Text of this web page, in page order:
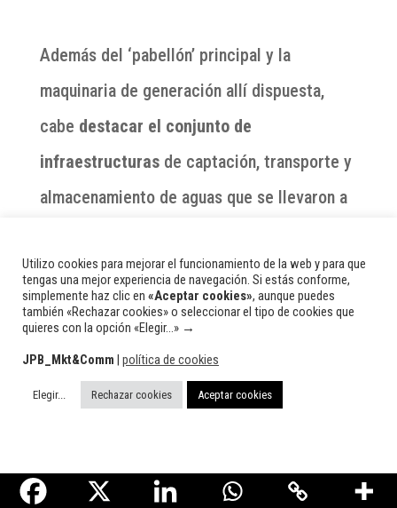
Además del ‘pabellón’ principal y la
maquinaria de generación allí dispuesta,
cabe destacar el conjunto de
infraestructurasde captación, transporte y
almacenamiento de aguas que se llevaron a
canal de derivación
Se componía de unacueducto de dos
kilómetros (aprox.) de longitud, que tomaba
de su caudal en un punto entre los dos
Utilizo cookies para mejorar el funcionamiento de la web y para que
tengas una mejor experiencia de navegación. Si estás conforme,
simplemente haz clic en «Aceptar cookies», aunque puedes
también «Rechazar cookies» o seleccionar el tipo de cookies que
quieres con la opción «Elegir...» →
JPB_Mkt&Comm | política de cookies
Elegir... Rechazar cookies Aceptar cookies